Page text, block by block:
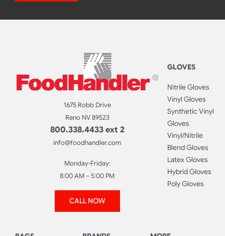
1675 Robb Drive
Reno NV 89523
800.338.4433 ext 2
info@foodhandler.com
Monday-Friday:
8:00 AM – 5:00 PM
CALL NOW
GLOVES
Nitrile Gloves
Vinyl Gloves
Synthetic Vinyl
Gloves
Vinyl/Nitrile
Blend Gloves
Latex Gloves
Hybrid Gloves
Poly Gloves